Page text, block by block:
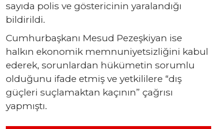
sayıda polis ve göstericinin yaralandığı
bildirildi.
Cumhurbaşkanı Mesud Pezeşkiyan ise
halkın ekonomik memnuniyetsizliğini kabul
ederek, sorunlardan hükümetin sorumlu
olduğunu ifade etmiş ve yetkililere “dış
güçleri suçlamaktan kaçının” çağrısı
yapmıştı.